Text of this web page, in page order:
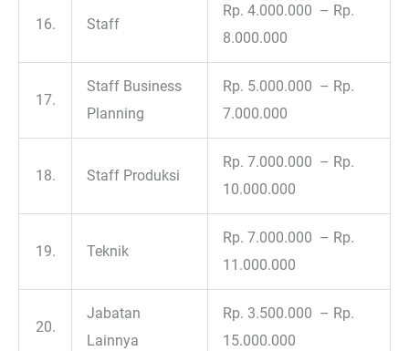
16. Staff
Rp. 4.000.000 – Rp.
8.000.000
17.
Staff Business
Planning
Rp. 5.000.000 – Rp.
7.000.000
18. Staff Produksi
Rp. 7.000.000 – Rp.
10.000.000
19. Teknik
Rp. 7.000.000 – Rp.
11.000.000
20.
Jabatan
Lainnya
Rp. 3.500.000 – Rp.
15.000.000